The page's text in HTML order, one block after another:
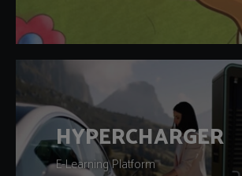
HYPERCHARGER
E-Learning Platform